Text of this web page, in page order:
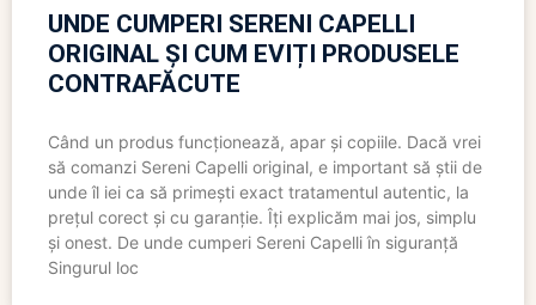
UNDE CUMPERI SERENI CAPELLI
ORIGINAL ȘI CUM EVIȚI PRODUSELE
CONTRAFĂCUTE
Când un produs funcționează, apar și copiile. Dacă vrei
să comanzi Sereni Capelli original, e important să știi de
unde îl iei ca să primești exact tratamentul autentic, la
prețul corect și cu garanție. Îți explicăm mai jos, simplu
și onest. De unde cumperi Sereni Capelli în siguranță
Singurul loc